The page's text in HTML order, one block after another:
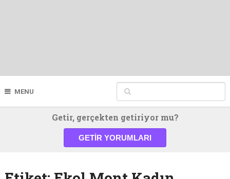
MENU
Getir, gerçekten getiriyor mu?
GETIR YORUMLARI